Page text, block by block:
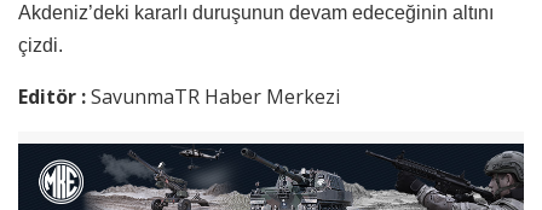
Akdeniz’deki kararlı duruşunun devam edeceğinin altını
çizdi.
Editör :SavunmaTR Haber Merkezi